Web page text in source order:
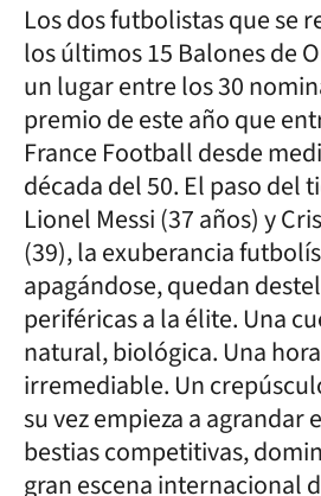
Los dos futbolistas que se
los últimos 15 Balones de
un lugar entre los 30
premio de este año que
France Football desde
década del 50. El paso del
Lionel Messi (37 años) y
(39), la exuberancia
apagándose, quedan
periféricas a la élite. Una
natural, biológica. Una
irremediable. Un
su vez empieza a agrandar
bestias competitivas,
gran escena internacional